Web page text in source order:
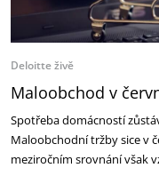
Deloitte živě
Maloobchod v
Spotřeba domácností
Maloobchodní tržby sice v
meziročním srovnání však